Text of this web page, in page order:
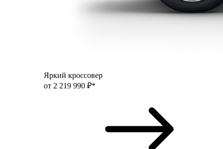
Яркий кроссовер
от 2 219 990 ₽*